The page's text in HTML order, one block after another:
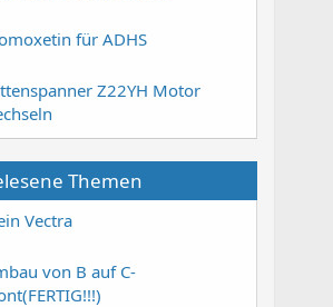
für ADHS
Z22YH Motor
Themen
Vectra
von B auf C-